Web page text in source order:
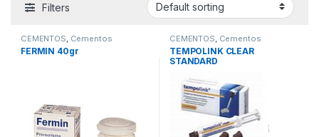
Filters
CEMENTOS Cementos
Provisionales
FERMIN 40gr
CEMENTOS Cementos
Provisionales
TEMPOLINK CLEAR
STANDARD